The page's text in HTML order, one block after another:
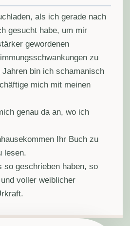
als ich gerade nach
gesucht habe, um mir
gewordenen
zu
Jahren bin ich schamanisch
mich mit meinen
genau da an, wo ich
Ihr Buch zu
lesen.
so geschrieben haben, so
voller weiblicher